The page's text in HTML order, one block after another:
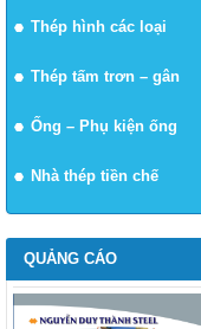
Thép hình các loại
Thép tấm trơn – gân
Ống – Phụ kiện ống
Nhà thép tiền chế
QUẢNG CÁO